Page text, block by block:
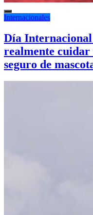
Internacionales
Día
realmente cuidar
seguro de